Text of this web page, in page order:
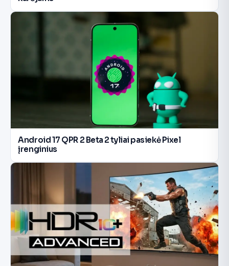
Android 17 QPR 2 Beta 2 tyliai pasiekė Pixel
įrenginius